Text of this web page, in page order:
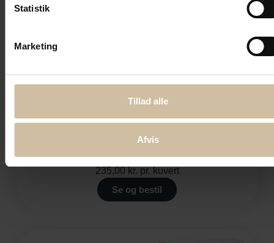
Statistik
Marketing
Tillad alle
Afvis
Grillhygge
235,00 kr. pr. kuvert
Se og bestil